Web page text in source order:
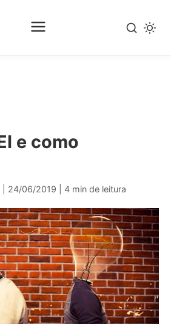
e como
24/06/2019 4 min de leitura